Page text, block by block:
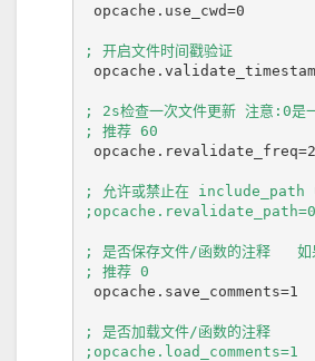
opcache.use_cwd=0
; 开启文件时间戳验证
; 2s检查一次文件更新 注意:0是
; 推荐 60
opcache.revalidate_freq=2
; 允许或禁止在 include_path
;opcache.revalidate_path=0
; 是否保存文件/函数的注释
; 推荐 0
opcache.save_comments=1
; 是否加载文件/函数的注释
;opcache.load_comments=1